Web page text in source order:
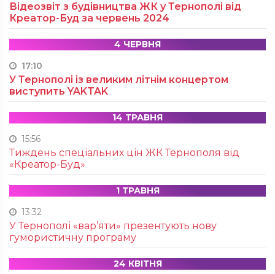
Відеозвіт з будівництва ЖК у Тернополі від
Креатор-Буд за червень 2024
4 ЧЕРВНЯ
17:10
У Тернополі із великим літнім концертом
виступить YAKTAK
14 ТРАВНЯ
15:56
Тиждень спеціальних цін ЖК Тернополя від
«Креатор-Буд»
1 ТРАВНЯ
13:32
У Тернополі «вар’яти» презентують нову
гумористичну програму
24 КВІТНЯ